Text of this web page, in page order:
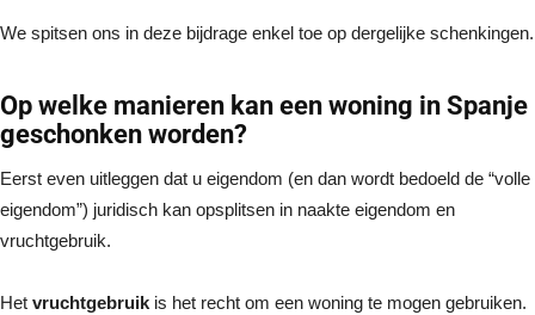
We spitsen ons in deze bijdrage enkel toe op dergelijke schenkingen.
Op welke manieren kan een woning in Spanje
geschonken worden?
Eerst even uitleggen dat u eigendom (en dan wordt bedoeld de “volle
eigendom”) juridisch kan opsplitsen in naakte eigendom en
vruchtgebruik.
Het vruchtgebruik is het recht om een woning te mogen gebruiken.